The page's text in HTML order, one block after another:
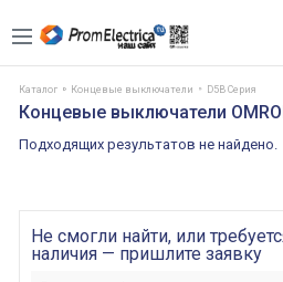
Каталог Концевые выключатели D5B Серия
Концевые выключатели
Подходящих результатов не найдено.
Не смогли найти, или
наличия — пришлите заявку